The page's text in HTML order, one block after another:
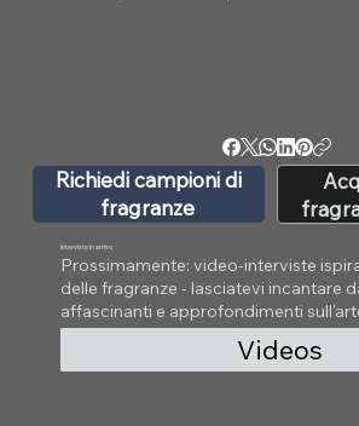
Richiedi campioni di
fragranze
Interviste in arrivo
Prossimamente: video-interviste
delle fragranze - lasciatevi incantare
affascinanti e approfondimenti
Videos